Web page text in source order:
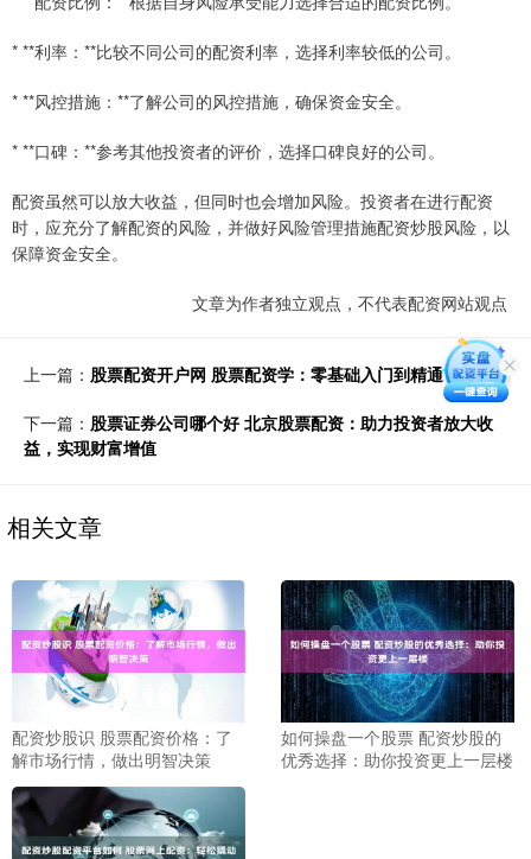
* **利率：**比较不同公司的配资利率，选择利率较低的公司。
* **风控措施：**了解公司的风控措施，确保资金安全。
* **口碑：**参考其他投资者的评价，选择口碑良好的公司。
配资虽然可以放大收益，但同时也会增加风险。投资者在进行配资
时，应充分了解配资的风险，并做好风险管理措施配资炒股风险，以
保障资金安全。
文章为作者独立观点，不代表配资网站观点
上一篇： 股票配资开户网 股票配资学：零基础入门到精通
下一篇： 股票证券公司哪个好 北京股票配资：助力投资者放大收
益，实现财富增值
相关文章
配资炒股识 股票配资价格：了
解市场行情，做出明智决策
如何操盘一个股票 配资炒股的
优秀选择：助你投资更上一层楼